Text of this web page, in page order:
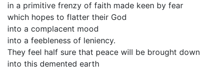
in a primitive frenzy of faith made keen by fear
which hopes to flatter their God
into a complacent mood
into a feebleness of leniency.
They feel half sure that peace will be brought down
into this demented earth